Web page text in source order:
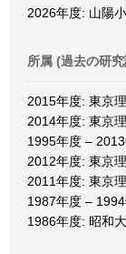
2026年度: 山陽
所属 (過去の研
2015年度: 東京
2014年度: 東京
1995年度 –
2012年度: 東京
2011年度: 東京
1987年度 –
1986年度: 昭和